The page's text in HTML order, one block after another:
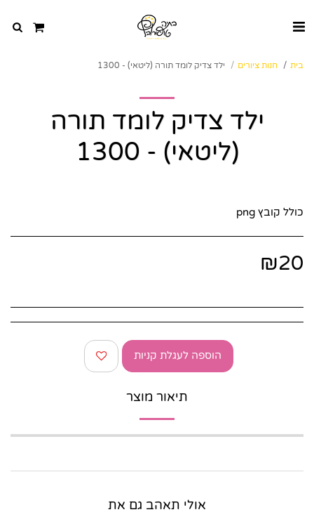
בית חנות ציורים ילד צדיק לומד תורה (ליטאי) - 1300
ילד צדיק לומד תורה
(ליטאי) - 1300
כולל קובץ png
₪20
הוספה לעגלת קניות
תיאור מוצר
אולי תאהב גם את